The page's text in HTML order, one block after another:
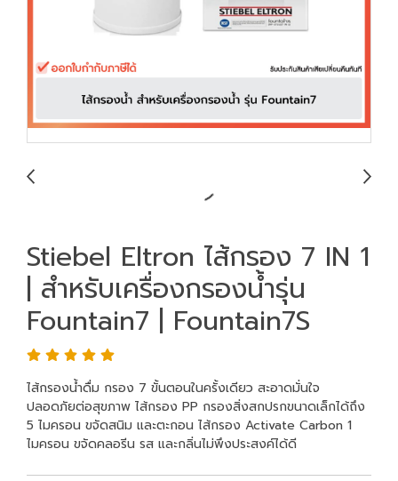
Stiebel Eltron ไส้กรอง 7 IN 1
| สำหรับเครื่องกรองน้ำรุ่น
Fountain7 | Fountain7S
ไส้กรองน้ำดื่ม กรอง 7 ขั้นตอนในครั้งเดียว สะอาดมั่นใจ
ปลอดภัยต่อสุขภาพ ไส้กรอง PP กรองสิ่งสกปรกขนาดเล็กได้ถึง
5 ไมครอน ขจัดสนิม และตะกอน ไส้กรอง Activate Carbon 1
ไมครอน ขจัดคลอรีน รส และกลิ่นไม่พึงประสงค์ได้ดี